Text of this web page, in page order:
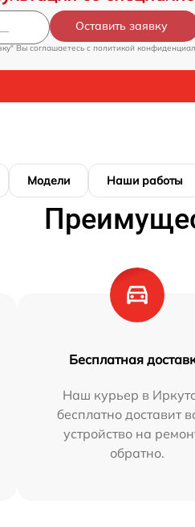
Оставить заявку
Вы соглашаетесь c политикой
Модели Наши работы
Бесплатная
Наш курьер в
бесплатно доставит
устройство на
обратно.